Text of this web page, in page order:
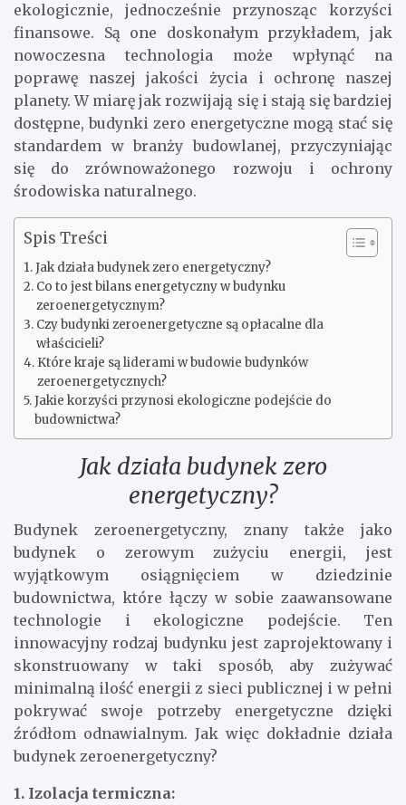
ekologicznie, jednocześnie przynosząc korzyści
finansowe. Są one doskonałym przykładem, jak
nowoczesna technologia może wpłynąć na
poprawę naszej jakości życia i ochronę naszej
planety. W miarę jak rozwijają się i stają się bardziej
dostępne, budynki zero energetyczne mogą stać się
standardem w branży budowlanej, przyczyniając
się do zrównoważonego rozwoju i ochrony
środowiska naturalnego.
Spis Treści
Jak działa budynek zero energetyczny?
Co to jest bilans energetyczny w budynku
zeroenergetycznym?
Czy budynki zeroenergetyczne są opłacalne dla
właścicieli?
Które kraje są liderami w budowie budynków
zeroenergetycznych?
Jakie korzyści przynosi ekologiczne podejście do
budownictwa?
Jak działa budynek zero
energetyczny?
Budynek zeroenergetyczny, znany także jako
budynek o zerowym zużyciu energii, jest
wyjątkowym osiągnięciem w dziedzinie
budownictwa, które łączy w sobie zaawansowane
technologie i ekologiczne podejście. Ten
innowacyjny rodzaj budynku jest zaprojektowany i
skonstruowany w taki sposób, aby zużywać
minimalną ilość energii z sieci publicznej i w pełni
pokrywać swoje potrzeby energetyczne dzięki
źródłom odnawialnym. Jak więc dokładnie działa
budynek zeroenergetyczny?
1. Izolacja termiczna: